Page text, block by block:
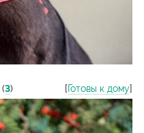
(3) [Готовы к дому]